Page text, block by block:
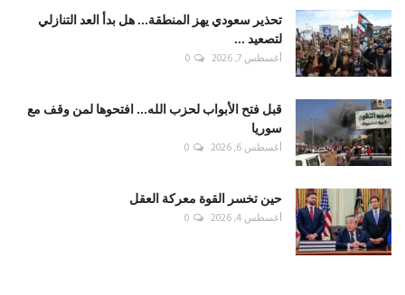
تحذير سعودي يهز المنطقة... هل بدأ العد التنازلي
لتصعيد ...
أغسطس 7, 2026 0
قبل فتح الأبواب لحزب الله... افتحوها لمن وقف مع
سوريا
أغسطس 6, 2026 0
حين تخسر القوة معركة العقل
أغسطس 4, 2026 0